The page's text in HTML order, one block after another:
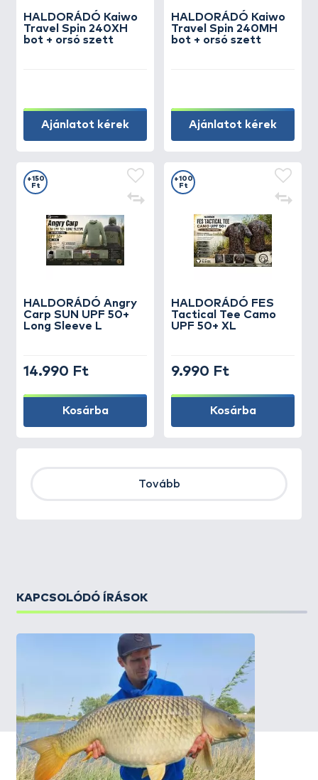
HALDORÁDÓ Kaiwo
Travel Spin 240XH
bot + orsó szett
Ajánlatot kérek
HALDORÁDÓ Kaiwo
Travel Spin 240MH
bot + orsó szett
Ajánlatot kérek
HALDORÁDÓ Angry
Carp SUN UPF 50+
Long Sleeve L
+150
Ft
14.990 Ft
Kosárba
HALDORÁDÓ FES
Tactical Tee Camo
UPF 50+ XL
+100
Ft
9.990 Ft
Kosárba
Tovább
KAPCSOLÓDÓ ÍRÁSOK